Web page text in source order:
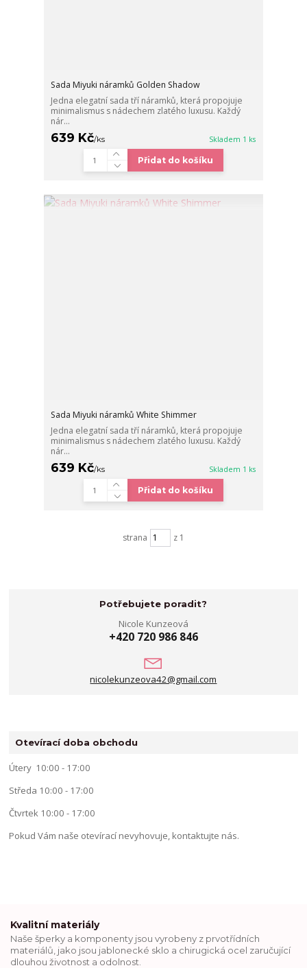
Sada Miyuki náramků Golden Shadow
Jedna elegatní sada tří náramků, která propojuje
minimalismus s nádechem zlatého luxusu. Každý
nár...
639 Kč/ks Skladem 1 ks
Přidat do košíku
Sada Miyuki náramků White Shimmer
Jedna elegatní sada tří náramků, která propojuje
minimalismus s nádechem zlatého luxusu. Každý
nár...
639 Kč/ks Skladem 1 ks
Přidat do košíku
strana z 1
Potřebujete poradit?
Nicole Kunzeová
+420 720 986 846
nicolekunzeova42@gmail.com
Otevírací doba obchodu
Útery 10:00 - 17:00
Středa 10:00 - 17:00
Čtvrtek 10:00 - 17:00
Pokud Vám naše otevírací nevyhovuje, kontaktujte nás.
Kvalitní materiály
Naše šperky a komponenty jsou vyrobeny z prvotřídních
materiálů, jako jsou jablonecké sklo a chirugická ocel zaručující
dlouhou životnost a odolnost.